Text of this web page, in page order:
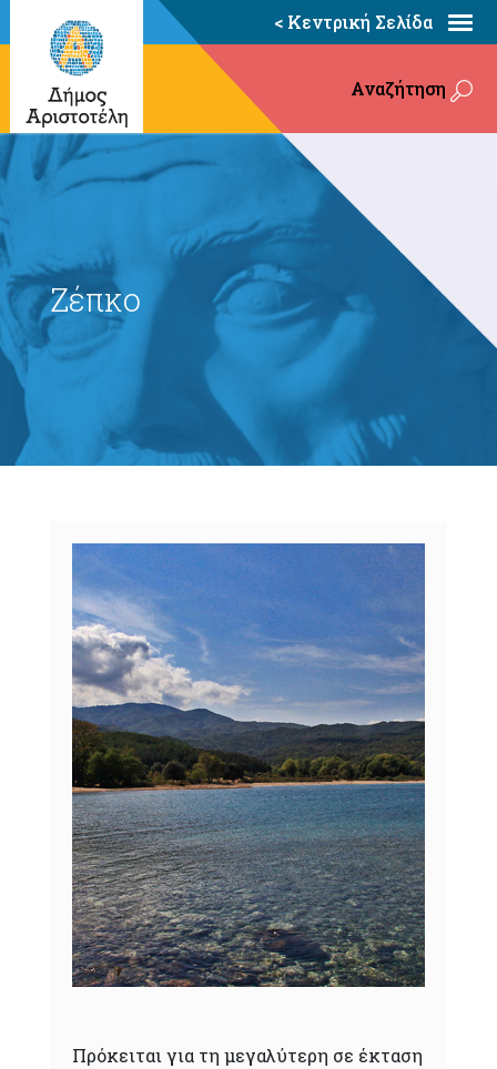
< Κεντρική Σελίδα
Αναζήτηση
Ζέπκο
Πρόκειται για τη μεγαλύτερη σε έκταση